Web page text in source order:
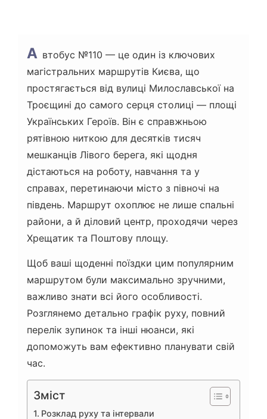
А втобус №110 — це один із ключових
магістральних маршрутів Києва, що
простягається від вулиці Милославської на
Троєщині до самого серця столиці — площі
Українських Героїв. Він є справжньою
рятівною ниткою для десятків тисяч
мешканців Лівого берега, які щодня
дістаються на роботу, навчання та у
справах, перетинаючи місто з півночі на
південь. Маршрут охоплює не лише спальні
райони, а й діловий центр, проходячи через
Хрещатик та Поштову площу.
Щоб ваші щоденні поїздки цим популярним
маршрутом були максимально зручними,
важливо знати всі його особливості.
Розглянемо детально графік руху, повний
перелік зупинок та інші нюанси, які
допоможуть вам ефективно планувати свій
час.
Зміст
Розклад руху та інтервали